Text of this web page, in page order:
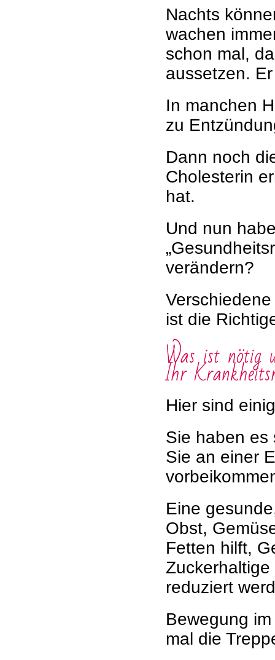
Nachts
wachen
schon mal,
aussetzen.
In manchen
zu
Dann noch
Cholesterin
hat.
Und nun
verändern?
ist die
Was ist nötig
Ihr
Hier sind
Sie haben es
Sie an einer
Eine
Obst,
Fetten hilft,
reduziert
Bewegung
mal die